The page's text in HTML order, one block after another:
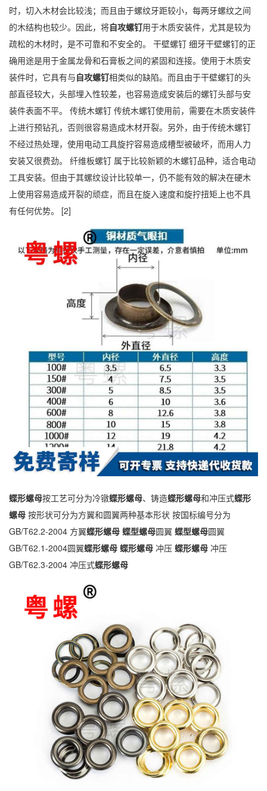
时，切入木材会比较浅；而且由于螺纹牙距较小，每两牙螺纹之间
的木结构也较少。因此，将自攻螺钉用于木质安装件，尤其是较为
疏松的木材时，是不可靠和不安全的。 干壁螺钉 细牙干壁螺钉的正
确用途是用于金属龙骨和石膏板之间的紧固和连接。使用于木质安
装件时，它具有与自攻螺钉相类似的缺陷。而且由于干壁螺钉的头
部直径较大，头部埋入性较差，也容易造成安装后的螺钉头部与安
装件表面不平。 传统木螺钉 传统木螺钉使用前，需要在木质安装件
上进行预钻孔，否则很容易造成木材开裂。另外，由于传统木螺钉
不经过热处理，使用电动工具旋拧容易造成槽型被破坏，而用人力
安装又很费劲。 纤维板螺钉 属于比较新颖的木螺钉品种，适合电动
工具安装。但由于其螺纹设计比较单一，仍不能有效的解决在硬木
上使用容易造成开裂的顽症，而且在旋入速度和旋拧扭矩上也不具
有任何优势。 [2]
蝶形螺母按工艺可分为冷镦蝶形螺母、铸造蝶形螺母和冲压式蝶形
螺母 按形状可分为方翼和圆翼两种基本形状 按国标编号分为
GB/T62.2-2004 方翼蝶形螺母 蝶型螺母圆翼 蝶型螺母圆翼
GB/T62.1-2004圆翼蝶形螺母 蝶形螺母 冲压 蝶形螺母 冲压
GB/T62.3-2004 冲压式蝶形螺母